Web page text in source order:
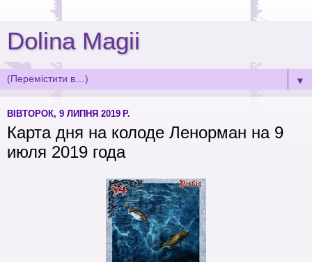
Dolina Magii
▼
ВІВТОРОК, 9 ЛИПНЯ 2019 Р.
Карта дня на колоде Ленорман на 9
июля 2019 года